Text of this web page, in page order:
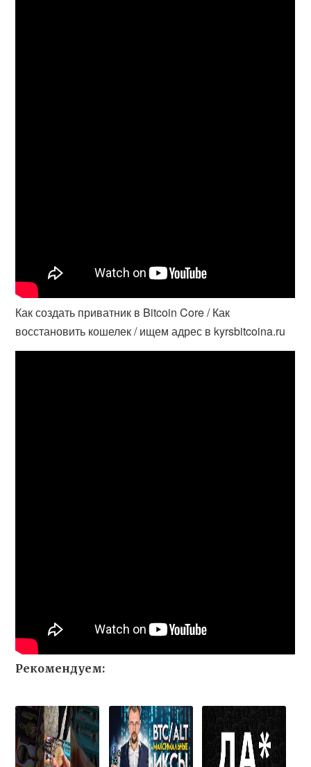
Как создать приватник в Bitcoin Core / Как
восстановить кошелек / ищем адрес в kyrsbitcoina.ru
Рекомендуем: